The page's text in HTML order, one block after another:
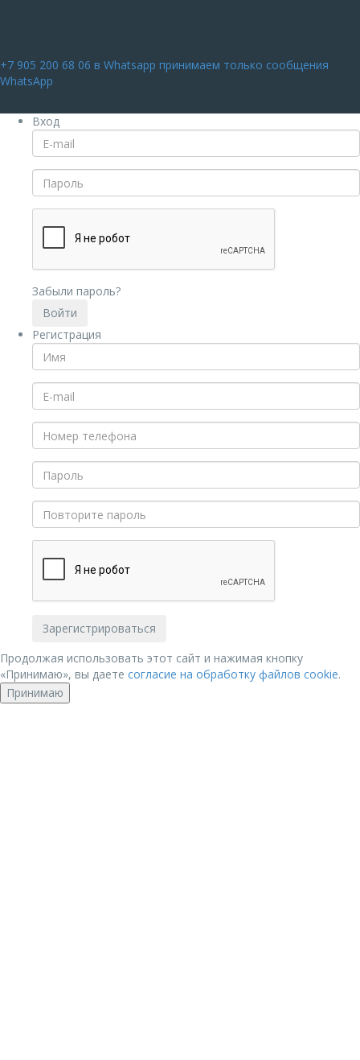
+7 905 200 68 06 в Whatsapp принимаем только сообщения
WhatsApp
Вход
Забыли пароль?
Регистрация
Продолжая использовать этот сайт и нажимая кнопку
«Принимаю», вы даете согласие на обработку файлов cookie.
Принимаю